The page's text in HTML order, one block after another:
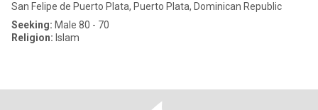
San Felipe de Puerto Plata, Puerto Plata, Dominican Republic
Seeking: Male 80 - 70
Religion: Islam